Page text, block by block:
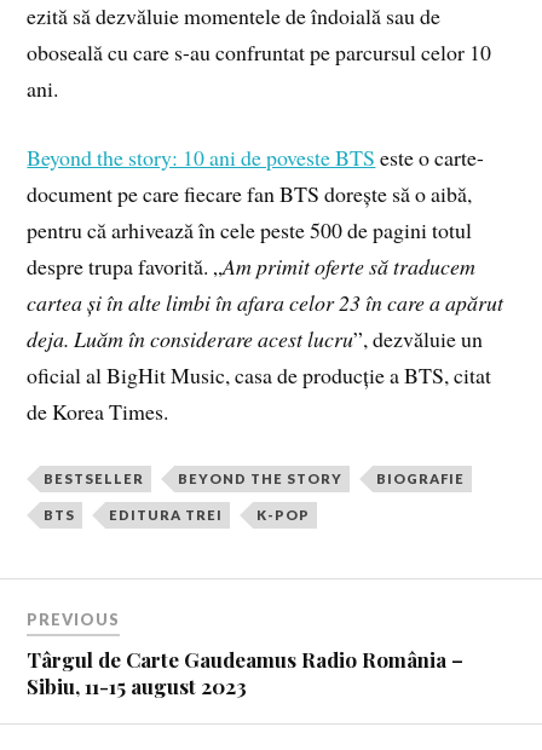
ezită să dezvăluie momentele de îndoială sau de
oboseală cu care s-au confruntat pe parcursul celor 10
ani.
Beyond the story: 10 ani de poveste BTS este o carte-
document pe care fiecare fan BTS dorește să o aibă,
pentru că arhivează în cele peste 500 de pagini totul
despre trupa favorită. „Am primit oferte să traducem
cartea și în alte limbi în afara celor 23 în care a apărut
deja. Luăm în considerare acest lucru”, dezvăluie un
oficial al BigHit Music, casa de producție a BTS, citat
de Korea Times.
BESTSELLER BEYOND THE STORY BIOGRAFIE
BTS EDITURA TREI K-POP
PREVIOUS
Târgul de Carte Gaudeamus Radio România –
Sibiu, 11-15 august 2023